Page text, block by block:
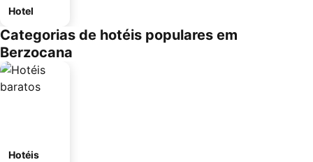
Hotel
Categorias de hotéis populares em
Berzocana
Hotéis